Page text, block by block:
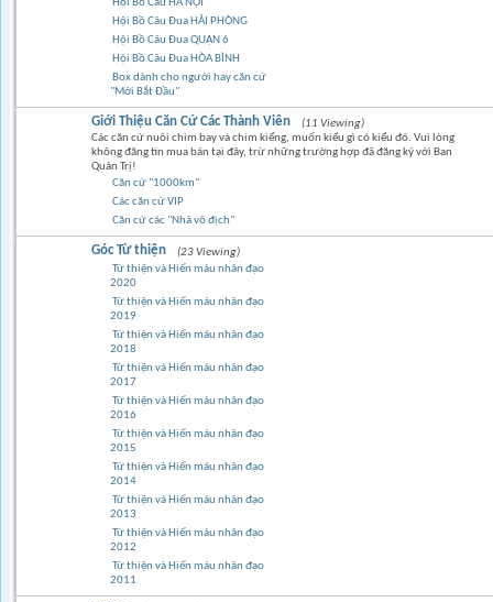
Hội Bồ Câu HÀ NỘI
Hội Bồ Câu Đua HẢI PHÒNG
Hội Bồ Câu Đua QUẬN 6
Hội Bồ Câu Đua HÒA BÌNH
Box dành cho người hay căn cứ
"Mới Bắt Đầu"
Giới Thiệu Căn Cứ Các Thành Viên
(11 Viewing)
Các căn cứ nuôi chim bay và chim kiểng, muốn kiểu gì có kiểu đó. Vui lòng
không đăng tin mua bán tại đây, trừ những trường hợp đã đăng ký với Ban
Quản Trị!
Căn cứ "1000km"
Các căn cứ VIP
Căn cứ các "Nhà vô địch"
Góc Từ thiện
(23 Viewing)
Từ thiện và Hiến máu nhân đạo
2020
Từ thiện và Hiến máu nhân đạo
2019
Từ thiện và Hiến máu nhân đạo
2018
Từ thiện và Hiến máu nhân đạo
2017
Từ thiện và Hiến máu nhân đạo
2016
Từ thiện và Hiến máu nhân đạo
2015
Từ thiện và Hiến máu nhân đạo
2014
Từ thiện và Hiến máu nhân đạo
2013
Từ thiện và Hiến máu nhân đạo
2012
Từ thiện và Hiến máu nhân đạo
2011